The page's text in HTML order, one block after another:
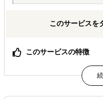
このサービスを
このサービスの特徴
何のために何を調べる
す。
30万円から3段階。必
AIでは辿り着けない、